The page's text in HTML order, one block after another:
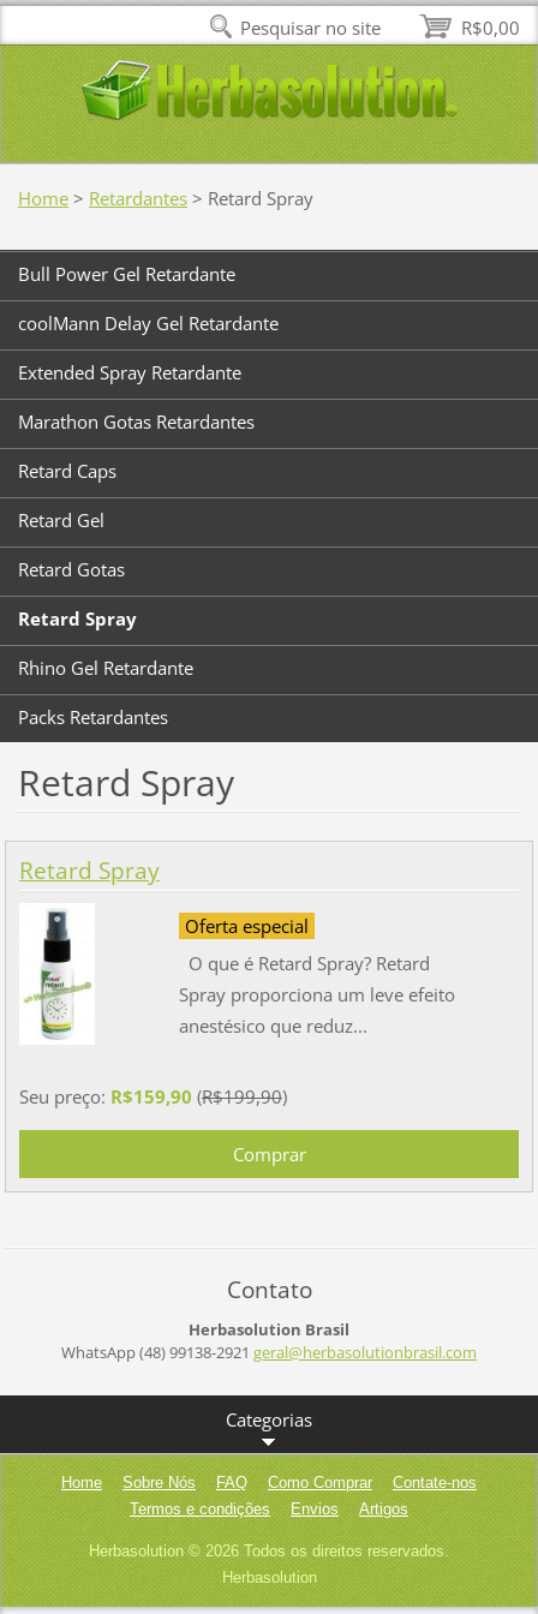
Home > Retardantes > Retard Spray
Bull Power Gel Retardante
coolMann Delay Gel Retardante
Extended Spray Retardante
Marathon Gotas Retardantes
Retard Caps
Retard Gel
Retard Gotas
Retard Spray
Rhino Gel Retardante
Packs Retardantes
Retard Spray
Retard Spray
Oferta especial
O que é Retard Spray? Retard
Spray proporciona um leve efeito
anestésico que reduz...
Seu preço: R$159,90 (R$199,90)
Contato
Herbasolution Brasil
WhatsApp (48) 99138-2921 geral@herbasolutionbrasil.com
Categorias
Home Sobre Nós FAQ Como Comprar
Contate-nos
Termos e condições
Envios Artigos
Herbasolution © 2026 Todos os direitos reservados.
Herbasolution
R$0,00
Pesquisar no site